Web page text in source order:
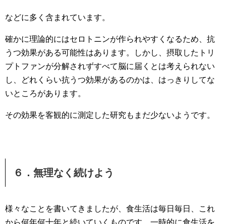
などに多く含まれています。
確かに理論的にはセロトニンが作られやすくなるため、抗
うつ効果がある可能性はあります。しかし、摂取したトリ
プトファンが分解されずすべて脳に届くとは考えられない
し、どれくらい抗うつ効果があるのかは、はっきりしてな
いところがあります。
その効果を客観的に測定した研究もまだ少ないようです。
６．無理なく続けよう
様々なことを書いてきましたが、食生活は毎日毎日、これ
から何年何十年と続いていくものです。一時的に食生活を